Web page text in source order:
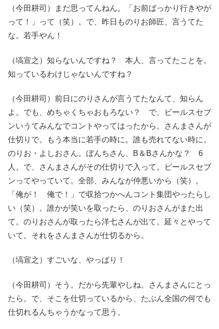
（今田耕司）まだ思ってんねん。「お前ばっかり行きやが
って！」って（笑）。で、昨日ものりお師匠、言うてた
な。若手やん！
（塙宣之）知らないんですね？ 本人、言ってたことを。
知っているわけじゃないんですね？
（今田耕司）前日にのりさんが言うてたなんて、知らん
よ。でも、めちゃくちゃおもろない？ で、ビールスセブ
ンいうてみんなでコントやってはったから。さんまさんが
仕切りで。もう本当に若手の時に。誰も売れてない時に。
のりお・よしおさん。ぼんちさん、B＆Bさんかな？ 6
人。で、さんまさんがその仕切りで入って。ビールスセブ
ンってやっていて。全部、みんなが仲悪いから（笑）。
「俺が！ 俺で！」で収拾つかへんコント集団やったらし
い（笑）。誰かが笑いを取ったら、のりおさんがまた出
て。のりおさんが取ったら洋七さんが出て。延々とやって
いて。それをさんまさんが仕切るから。
（塙宣之）すごいな、やっぱり！
（今田耕司）そう。だから先輩やしね。さんまさんにとっ
たら。で、そこを仕切っているから、たぶん全国の何でも
仕切れるんちゃうかなって思う。